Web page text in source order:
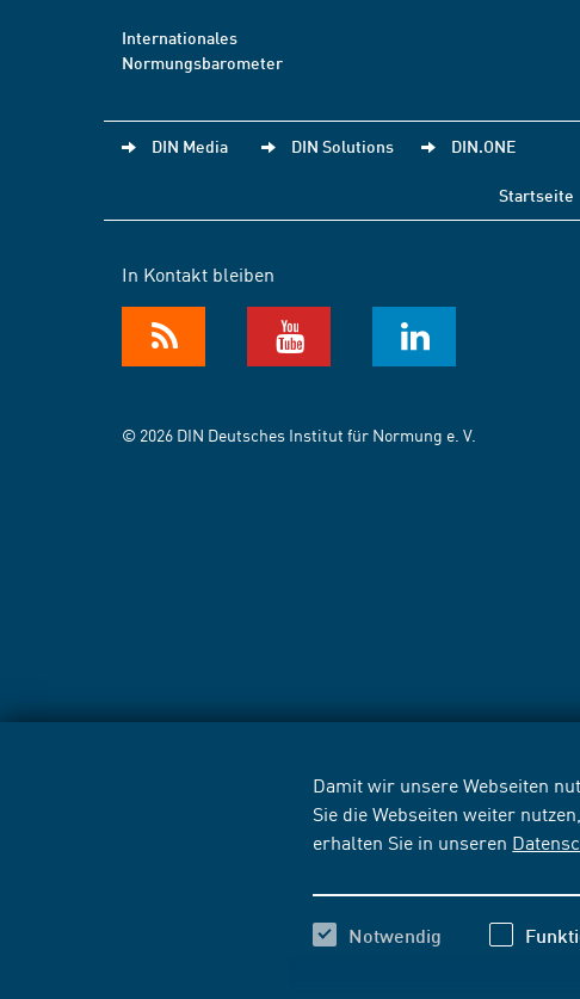
Damit wir unsere Webseiten
Sie die Webseiten weiter
erhalten Sie in unseren
Notwendig
Internationales
Normungsbarometer
DIN Media DIN Solutions DIN.ONE
Startseite
In Kontakt bleiben
© 2026 DIN Deutsches Institut für Normung e. V.